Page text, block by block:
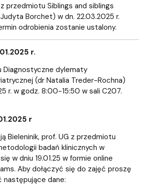
przedmiotu Siblings and siblings
Borchet) w dn. 22.03.2025 r.
odrobienia zostanie ustalony.
r.
Diagnostyczne dylematy
(dr Natalia Treder-Rochna)
r. w godz. 8:00-15:50 w sali C207.
r
Bieleninik, prof. UG z przedmiotu
badań klinicznych w
w dniu 19.01.25 w formie online
Aby dołączyć się do zajęć proszę
następujące dane: